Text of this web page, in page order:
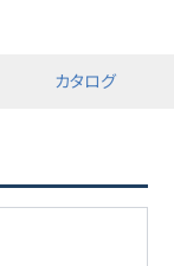
カタログ